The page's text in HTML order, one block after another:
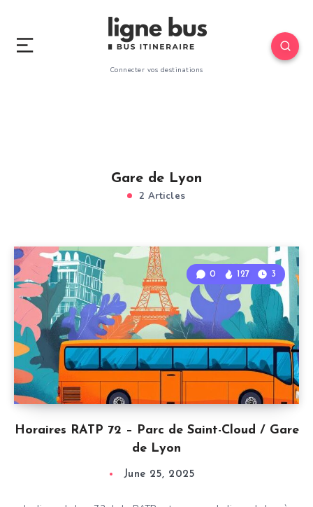
Connecter vos destinations
Gare de Lyon
2 Articles
Horaires RATP 72 – Parc de Saint-Cloud / Gare
de Lyon
0 127 3
June 25, 2025